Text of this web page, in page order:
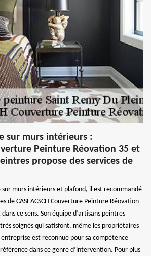
sur murs intérieurs :
Peinture Réovation 35 et
propose des services de
sur murs intérieurs et plafond, il est recommandé
de CASEACSCH Couverture Peinture Réovation
ce sens. Son équipe d’artisans peintres
soignés qui satisfont, même les propriétaires
entreprise est reconnue pour sa compétence
dans ce genre d’intervention. Pour plus